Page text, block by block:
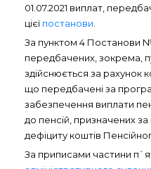
01.07.2021 виплат,
цієї постанови
За пунктом 4 Постанови №
передбачених, зокрема,
здійснюється за рахунок
що передбачені за
забезпечення виплати
до пенсій, призначених
дефіциту коштів
За приписами частини